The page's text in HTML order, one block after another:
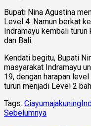
Bupati Nina Agustina
Level 4. Namun berkat
Indramayu kembali
dan Bali.
Kendati begitu, Bupati
masyarakat Indramayu
19, dengan harapan
turun menjadi Level 2
Tags: Ciayumajakuning
Sebelumnya